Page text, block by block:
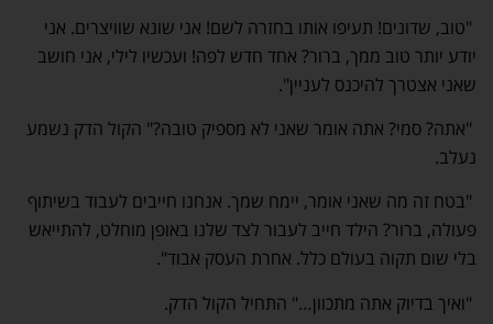
"טוב, שדונים! תעיפו אותו בחזרה לשם! אני שונא שוויצרים. אני
יודע יותר טוב ממך, ברור? אחד חדש לפה! ועכשיו לילי, אני חושב
שאני אצטרך להיכנס לעניין".
"אתה? סמי? אתה אומר שאני לא מספיק טובה?" הקול הדק נשמע
נעלב.
"בטח זה מה שאני אומר, יימח שמך. אנחנו חייבים לעבוד בשיתוף
פעולה, ברור? הילד חייב לעבור לצד שלנו באופן מוחלט, להתייאש
בלי שום תקוה בעולם כלל. אחרת העסק אבוד".
"ואיך בדיוק אתה מתכוון…" התחיל הקול הדק.